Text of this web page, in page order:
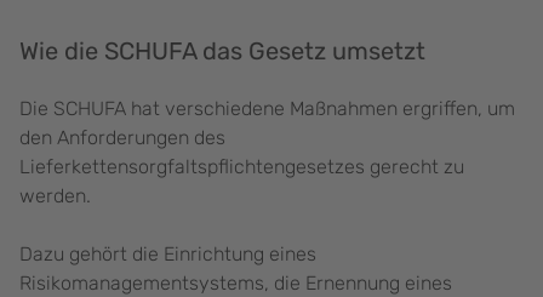
Wie die SCHUFA das Gesetz umsetzt
Die SCHUFA hat verschiedene Maßnahmen ergriffen, um
den Anforderungen des
Lieferkettensorgfaltspflichtengesetzes gerecht zu
werden.
Dazu gehört die Einrichtung eines
Risikomanagementsystems, die Ernennung eines